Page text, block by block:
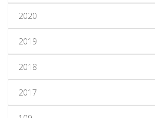
2020
2019
2018
2017